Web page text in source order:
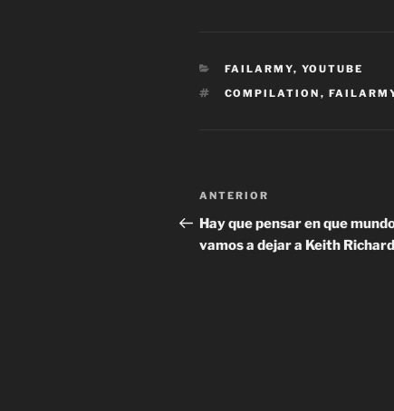
CATEGORÍAS
FAILARMY, YOUTUBE
ETIQUETAS
COMPILATION ,
Navegación
de
entradas
Entrada
anterior:
ANTERIOR
Hay que pensar en que
vamos a dejar a Keith